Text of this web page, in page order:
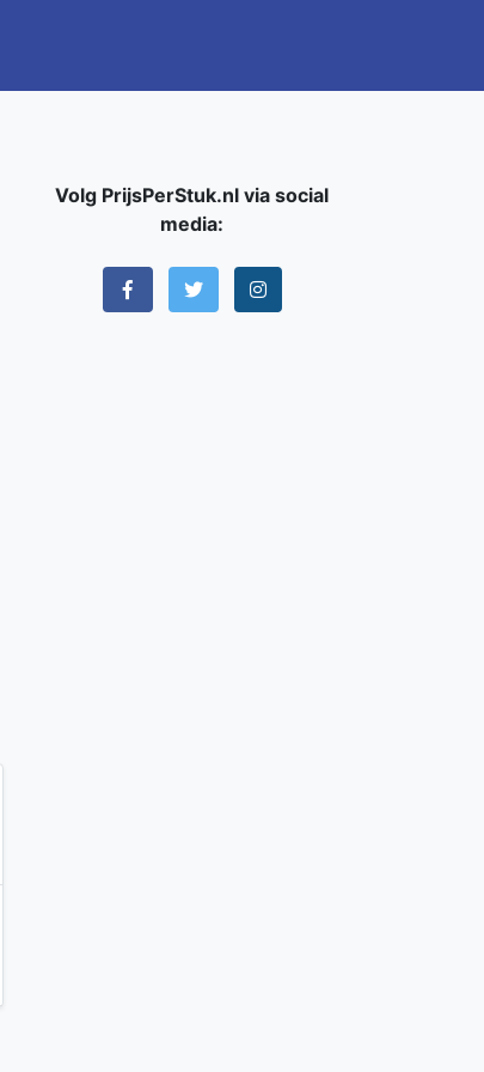
Volg PrijsPerStuk.nl via social
media: